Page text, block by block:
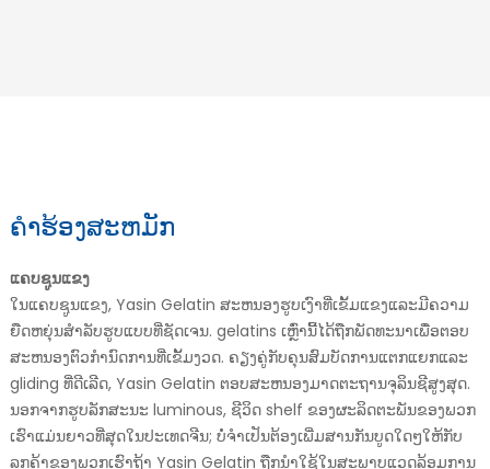
ຄໍາຮ້ອງສະຫມັກ
ແຄບຊູນແຂງ
ໃນແຄບຊູນແຂງ, Yasin Gelatin ສະຫນອງຮູບເງົາທີ່ເຂັ້ມແຂງແລະມີຄວາມ
ຍືດຫຍຸ່ນສໍາລັບຮູບແບບທີ່ຊັດເຈນ. gelatins ເຫຼົ່ານີ້ໄດ້ຖືກພັດທະນາເພື່ອຕອບ
ສະຫນອງຕົວກໍານົດການທີ່ເຂັ້ມງວດ. ຄຽງຄູ່ກັບຄຸນສົມບັດການແຕກແຍກແລະ
gliding ທີ່ດີເລີດ, Yasin Gelatin ຕອບສະຫນອງມາດຕະຖານຈຸລິນຊີສູງສຸດ.
ນອກ​ຈາກ​ຮູບ​ລັກ​ສະ​ນະ luminous​, ຊີ​ວິດ shelf ຂອງ​ຜະ​ລິດ​ຕະ​ພັນ​ຂອງ​ພວກ​
ເຮົາ​ແມ່ນ​ຍາວ​ທີ່​ສຸດ​ໃນ​ປະ​ເທດ​ຈີນ​; ບໍ່ຈໍາເປັນຕ້ອງເພີ່ມສານກັນບູດໃດໆໃຫ້ກັບ
ລູກຄ້າຂອງພວກເຮົາຖ້າ Yasin Gelatin ຖືກນໍາໃຊ້ໃນສະພາບແວດລ້ອມການ